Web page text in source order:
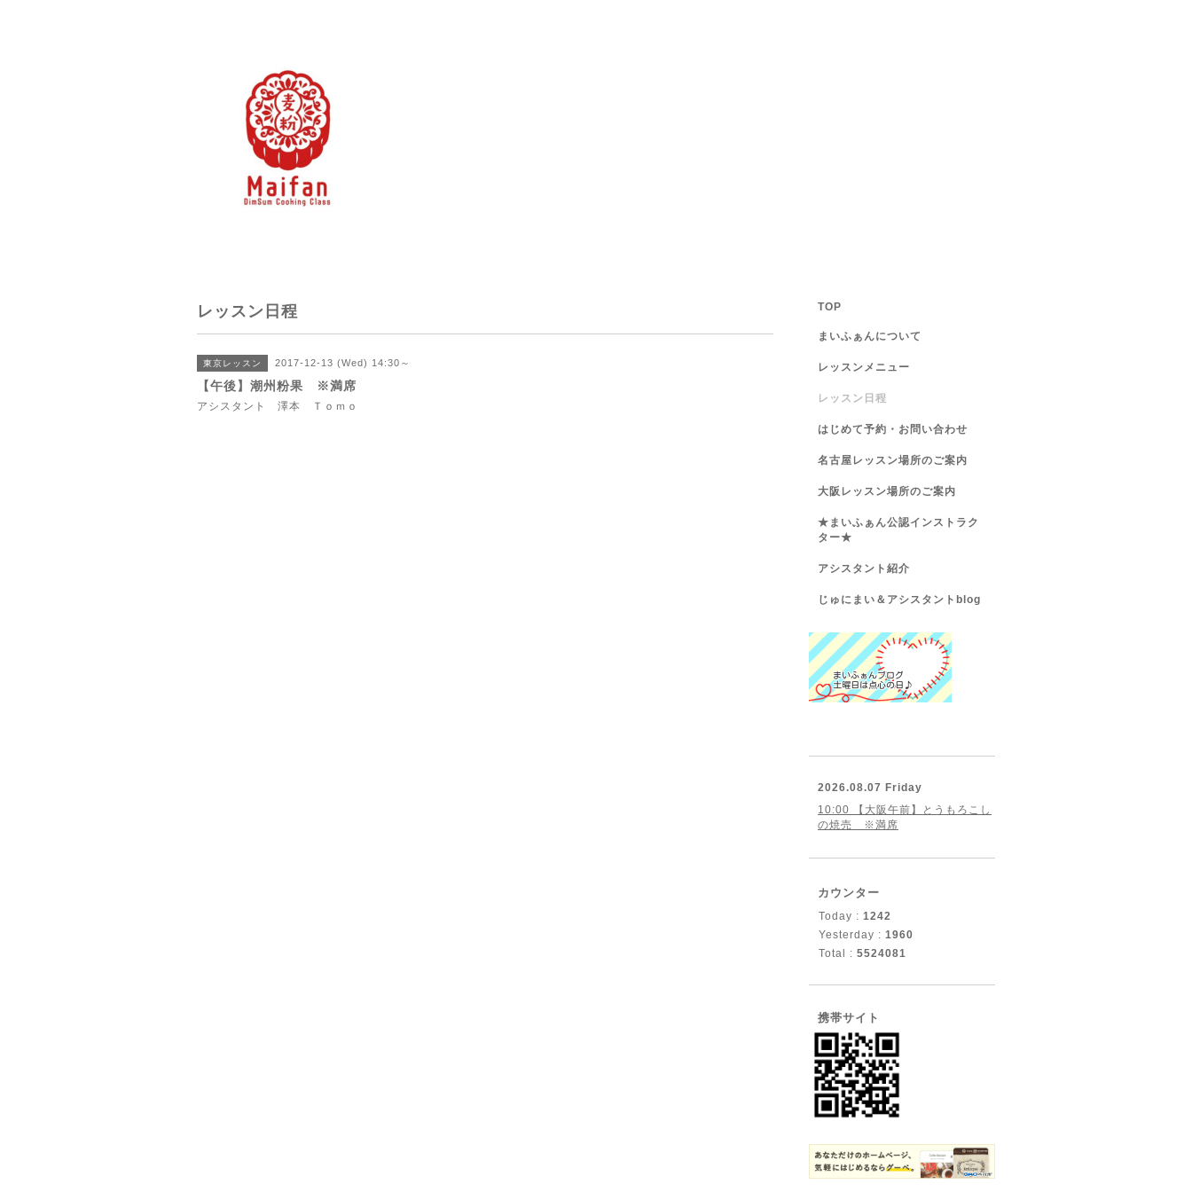
レッスン日程
東京レッスン 2017-12-13 (Wed) 14:30～
【午後】潮州粉果 ※満席
アシスタント 澤本 Ｔｏｍｏ
TOP
まいふぁんについて
レッスンメニュー
レッスン日程
はじめて予約・お問い合わせ
名古屋レッスン場所のご案内
大阪レッスン場所のご案内
★まいふぁん公認インストラク
ター★
アシスタント紹介
じゅにまい＆アシスタントblog
2026.08.07 Friday
10:00 【大阪午前】とうもろこし
の焼売 ※満席
カウンター
Today : 1242
Yesterday : 1960
Total : 5524081
携帯サイト